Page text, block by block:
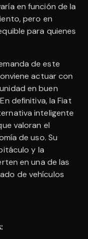
en función de la
pero en
para quienes
de este
actuar con
en buen
definitiva, la Fiat
inteligente
valoran el
de uso. Su
y la
en una de las
de vehículos